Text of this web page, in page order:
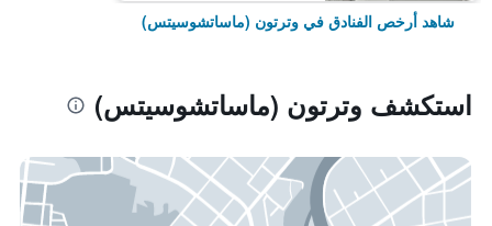
شاهد أرخص الفنادق في وترتون (ماساتشوسيتس)
استكشف وترتون (ماساتشوسيتس)